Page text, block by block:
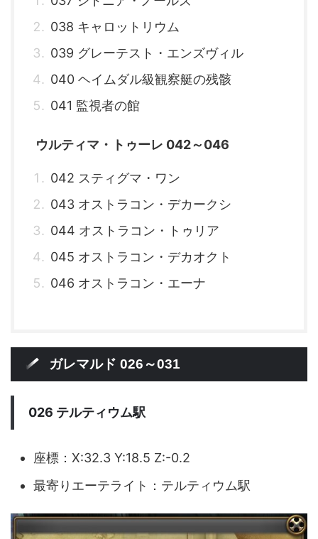
038 キャロットリウム
039 グレーテスト・エンズヴィル
040 ヘイムダル級観察艇の残骸
041 監視者の館
ウルティマ・トゥーレ 042～046
042 スティグマ・ワン
043 オストラコン・デカークシ
044 オストラコン・トゥリア
045 オストラコン・デカオクト
046 オストラコン・エーナ
ガレマルド 026～031
026 テルティウム駅
座標：X:32.3 Y:18.5 Z:-0.2
最寄りエーテライト：テルティウム駅